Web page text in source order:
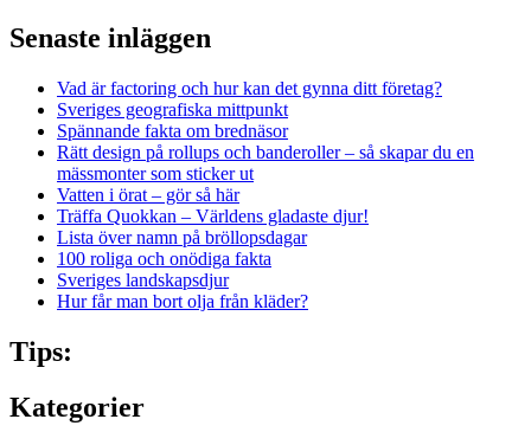
Senaste inläggen
Vad är factoring och hur kan det gynna ditt företag?
Sveriges geografiska mittpunkt
Spännande fakta om brednäsor
Rätt design på rollups och banderoller – så skapar du en
mässmonter som sticker ut
Vatten i örat – gör så här
Träffa Quokkan – Världens gladaste djur!
Lista över namn på bröllopsdagar
100 roliga och onödiga fakta
Sveriges landskapsdjur
Hur får man bort olja från kläder?
Tips:
Kategorier